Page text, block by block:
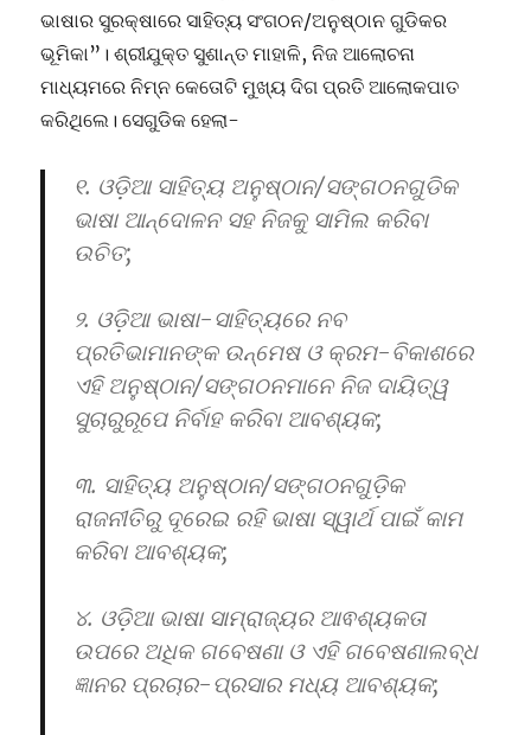
ଭାଷାର ସୁରକ୍ଷାରେ ସାହିତ୍ୟ ସଂଗଠନ/ଅନୁଷ୍ଠାନ ଗୁଡିକର
ଭୂମିକା”। ଶ୍ରୀଯୁକ୍ତ ସୁଶାନ୍ତ ମାହାଳି, ନିଜ ଆଲୋଚନା
ମାଧ୍ୟମରେ ନିମ୍ନ କେତୋଟି ମୁଖ୍ୟ ଦିଗ ପ୍ରତି ଆଲୋକପାତ
କରିଥିଲେ। ସେଗୁଡିକ ହେଲା-
୧. ଓଡ଼ିଆ ସାହିତ୍ୟ ଅନୁଷ୍ଠାନ/ସଙ୍ଗଠନଗୁଡିକ
ଭାଷା ଆନ୍ଦୋଳନ ସହ ନିଜକୁ ସାମିଲ କରିବା
ଉଚିତ;
୨. ଓଡ଼ିଆ ଭାଷା-ସାହିତ୍ୟରେ ନବ
ପ୍ରତିଭାମାନଙ୍କ ଉନ୍ମେଷ ଓ କ୍ରମ-ବିକାଶରେ
ଏହି ଅନୁଷ୍ଠାନ/ସଙ୍ଗଠନମାନେ ନିଜ ଦାୟିତ୍ୱ
ସୁଚାରୁରୂପେ ନିର୍ବାହ କରିବା ଆବଶ୍ୟକ;
୩. ସାହିତ୍ୟ ଅନୁଷ୍ଠାନ/ସଙ୍ଗଠନଗୁଡ଼ିକ
ରାଜନୀତିରୁ ଦୂରେଇ ରହି ଭାଷା ସ୍ୱାର୍ଥ ପାଇଁ କାମ
କରିବା ଆବଶ୍ୟକ;
୪. ଓଡ଼ିଆ ଭାଷା ସାମ୍ରାଜ୍ୟର ଆଵଶ୍ୟକତା
ଉପରେ ଅଧିକ ଗବେଷଣା ଓ ଏହି ଗବେଷଣାଲବ୍ଧ
ଜ୍ଞାନର ପ୍ରଚାର-ପ୍ରସାର ମଧ୍ୟ ଆବଶ୍ୟକ;